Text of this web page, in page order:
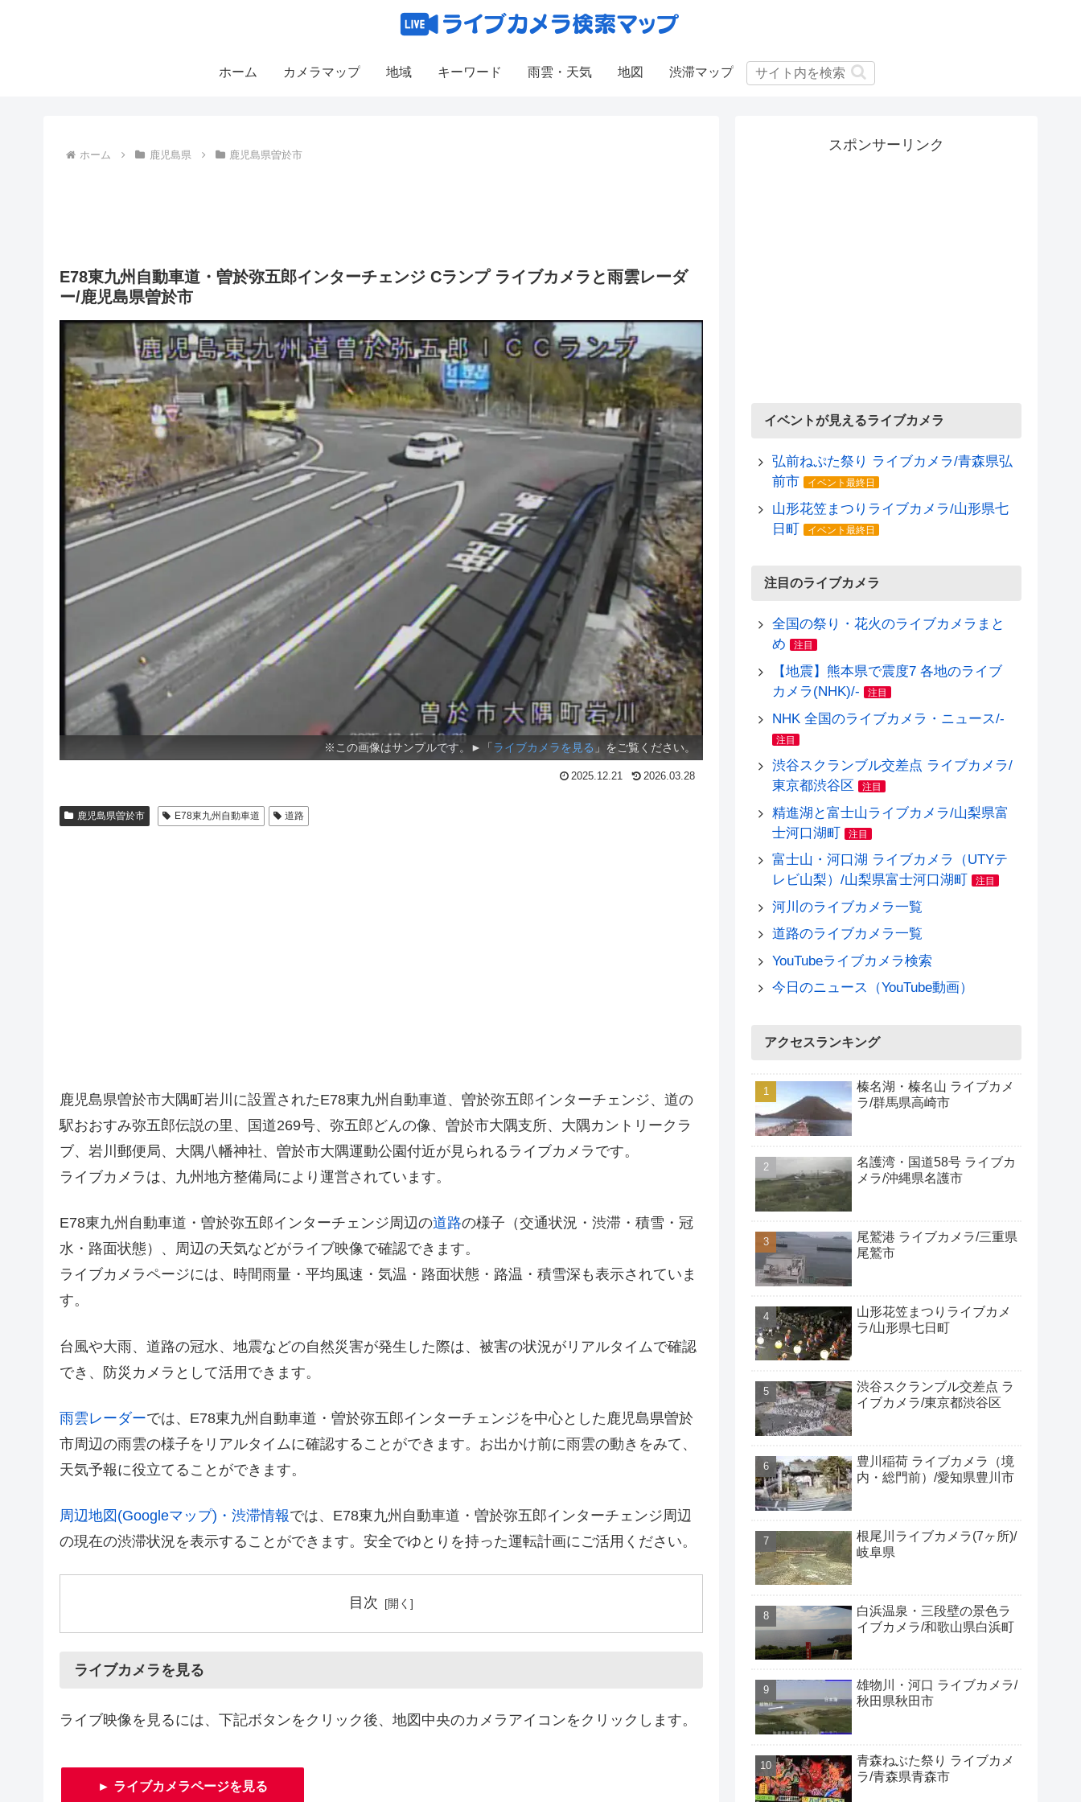
ホーム カメラマップ 地域 キーワード 雨雲・天気 地図 渋滞マップ
ホーム 鹿児島県 鹿児島県曽於市
E78東九州自動車道・曽於弥五郎インターチェンジ Cランプ ライブカメラと雨雲レーダ
ー/鹿児島県曽於市
※この画像はサンプルです。►「 ライブカメラを見る 」をご覧ください。
2025.12.21 2026.03.28
鹿児島県曽於市 E78東九州自動車道 道路
鹿児島県曽於市大隅町岩川に設置されたE78東九州自動車道、曽於弥五郎インターチェンジ、道の
駅おおすみ弥五郎伝説の里、国道269号、弥五郎どんの像、曽於市大隅支所、大隅カントリークラ
ブ、岩川郵便局、大隅八幡神社、曽於市大隅運動公園付近が見られるライブカメラです。
ライブカメラは、九州地方整備局により運営されています。
E78東九州自動車道・曽於弥五郎インターチェンジ周辺の道路の様子（交通状況・渋滞・積雪・冠
水・路面状態）、周辺の天気などがライブ映像で確認できます。
ライブカメラページには、時間雨量・平均風速・気温・路面状態・路温・積雪深も表示されていま
す。
台風や大雨、道路の冠水、地震などの自然災害が発生した際は、被害の状況がリアルタイムで確認
でき、防災カメラとして活用できます。
雨雲レーダーでは、E78東九州自動車道・曽於弥五郎インターチェンジを中心とした鹿児島県曽於
市周辺の雨雲の様子をリアルタイムに確認することができます。お出かけ前に雨雲の動きをみて、
天気予報に役立てることができます。
周辺地図(Googleマップ)・渋滞情報では、E78東九州自動車道・曽於弥五郎インターチェンジ周辺
の現在の渋滞状況を表示することができます。安全でゆとりを持った運転計画にご活用ください。
目次
ライブカメラを見る
ライブ映像を見るには、下記ボタンをクリック後、地図中央のカメラアイコンをクリックします。
► ライブカメラページを見る
スポンサーリンク
イベントが見えるライブカメラ
弘前ねぷた祭り ライブカメラ/青森県弘
前市
イベント最終日
山形花笠まつりライブカメラ/山形県七
日町
イベント最終日
注目のライブカメラ
全国の祭り・花火のライブカメラまと
め
注目
【地震】熊本県で震度7 各地のライブ
カメラ(NHK)/-
注目
NHK 全国のライブカメラ・ニュース/-
注目
渋谷スクランブル交差点 ライブカメラ/
東京都渋谷区
注目
精進湖と富士山ライブカメラ/山梨県富
士河口湖町
注目
富士山・河口湖 ライブカメラ（UTYテ
レビ山梨）/山梨県富士河口湖町
注目
河川のライブカメラ一覧
道路のライブカメラ一覧
YouTubeライブカメラ検索
今日のニュース（YouTube動画）
アクセスランキング
榛名湖・榛名山 ライブカメ
ラ/群馬県高崎市
名護湾・国道58号 ライブカ
メラ/沖縄県名護市
尾鷲港 ライブカメラ/三重県
尾鷲市
山形花笠まつりライブカメ
ラ/山形県七日町
渋谷スクランブル交差点 ラ
イブカメラ/東京都渋谷区
豊川稲荷 ライブカメラ（境
内・総門前）/愛知県豊川市
根尾川ライブカメラ(7ヶ所)/
岐阜県
白浜温泉・三段壁の景色ラ
イブカメラ/和歌山県白浜町
雄物川・河口 ライブカメラ/
秋田県秋田市
青森ねぶた祭り ライブカメ
ラ/青森県青森市